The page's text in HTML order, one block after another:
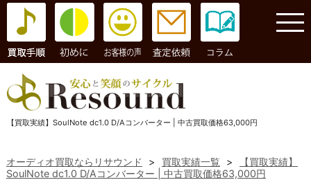
コラム
【買取実績】SoulNote dc1.0 D/Aコンバーター | 中古買取価格63,000円
オーディオ買取ならリサウンド > 買取実績一覧 >
【買取実績】
SoulNote dc1.0 D/Aコンバーター | 中古買取価格63,000円